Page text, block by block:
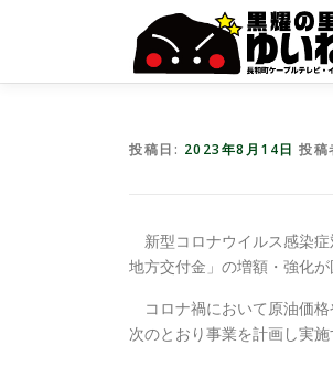
ン
投稿日: 2023年8月14日 投稿
新型コロナウイルス感染
地方交付金」の増額・強化
コロナ禍において原油価
次のとおり事業を計画し実施